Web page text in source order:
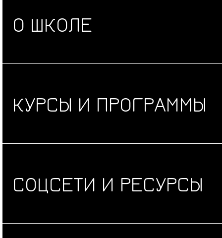
О ШКОЛЕ
КУРСЫ И ПРОГРАММЫ
СОЦСЕТИ И РЕСУРСЫ